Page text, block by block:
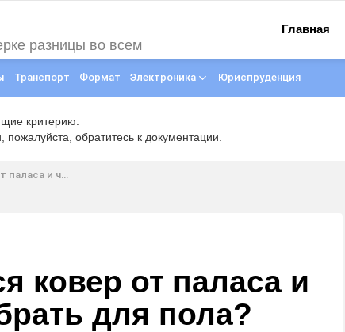
разницы во всем
Главная
Транспорт Формат Электроника Юриспруденция
критерию.
обратитесь к документации.
выбрать для пола?
ковер от паласа и
для пола?